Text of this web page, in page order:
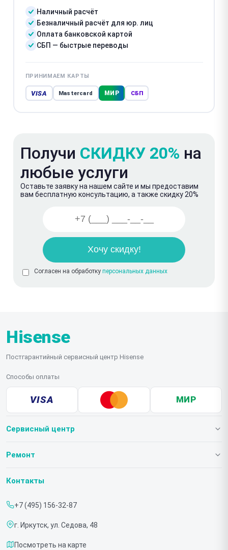
Наличный расчёт
Безналичный расчёт для юр. лиц
Оплата банковской картой
СБП — быстрые переводы
ПРИНИМАЕМ КАРТЫ
VISA Mastercard МИР СБП
Получи СКИДКУ 20% на
любые услуги
Оставьте заявку на нашем сайте и мы предоставим
вам бесплатную консультацию, а также скидку 20%
Согласен на обработку персональных данных
Hisense
Постгарантийный сервисный центр Hisense
Способы оплаты
VISA МИР
Сервисный центр
О нашем сервисе
Срочный ремонт
Доставка и способы оплаты
Ремонт
Телевизоров
Контакты
+7 (495) 156-32-87
г. Иркутск, ул. Седова, 48
Посмотреть на карте